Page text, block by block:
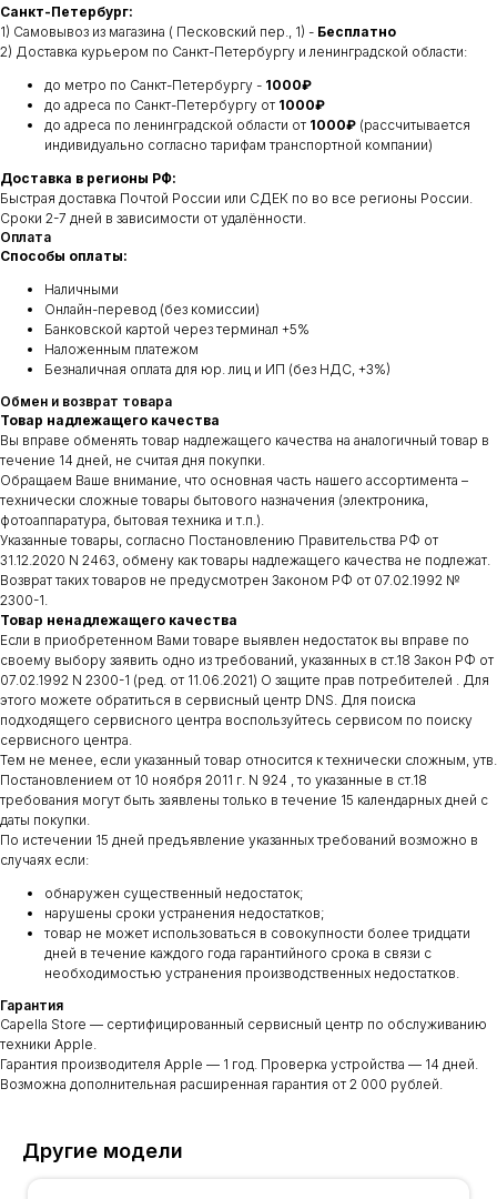
Санкт-Петербург:
1) Самовывоз из магазина ( Песковский пер., 1) - Бесплатно
2) Доставка курьером по Санкт-Петербургу и ленинградской области:
до метро по Санкт-Петербургу - 1000₽
до адреса по Санкт-Петербургу от 1000₽
до адреса по ленинградской области от 1000₽ (рассчитывается
индивидуально согласно тарифам транспортной компании)
Доставка в регионы РФ:
Быстрая доставка Почтой России или СДЕК по во все регионы России.
Сроки 2-7 дней в зависимости от удалённости.
Оплата
Способы оплаты:
Наличными
Онлайн-перевод (без комиссии)
Банковской картой через терминал +5%
Наложенным платежом
Безналичная оплата для юр. лиц и ИП (без НДС, +3%)
Обмен и возврат товара
Товар надлежащего качества
Вы вправе обменять товар надлежащего качества на аналогичный товар в
течение 14 дней, не считая дня покупки.
Обращаем Ваше внимание, что основная часть нашего ассортимента –
технически сложные товары бытового назначения (электроника,
фотоаппаратура, бытовая техника и т.п.).
Указанные товары, согласно Постановлению Правительства РФ от
31.12.2020 N 2463, обмену как товары надлежащего качества не подлежат.
Возврат таких товаров не предусмотрен Законом РФ от 07.02.1992 №
2300-1.
Товар ненадлежащего качества
Если в приобретенном Вами товаре выявлен недостаток вы вправе по
своему выбору заявить одно из требований, указанных в ст.18 Закон РФ от
07.02.1992 N 2300-1 (ред. от 11.06.2021) О защите прав потребителей . Для
этого можете обратиться в сервисный центр DNS. Для поиска
подходящего сервисного центра воспользуйтесь сервисом по поиску
сервисного центра.
Тем не менее, если указанный товар относится к технически сложным, утв.
Постановлением от 10 ноября 2011 г. N 924 , то указанные в ст.18
требования могут быть заявлены только в течение 15 календарных дней с
даты покупки.
По истечении 15 дней предъявление указанных требований возможно в
случаях если:
обнаружен существенный недостаток;
нарушены сроки устранения недостатков;
товар не может использоваться в совокупности более тридцати
дней в течение каждого года гарантийного срока в связи с
необходимостью устранения производственных недостатков.
Гарантия
Capella Store — сертифицированный сервисный центр по обслуживанию
техники Apple.
Гарантия производителя Apple — 1 год. Проверка устройства — 14 дней.
Возможна дополнительная расширенная гарантия от 2 000 рублей.
Другие модели